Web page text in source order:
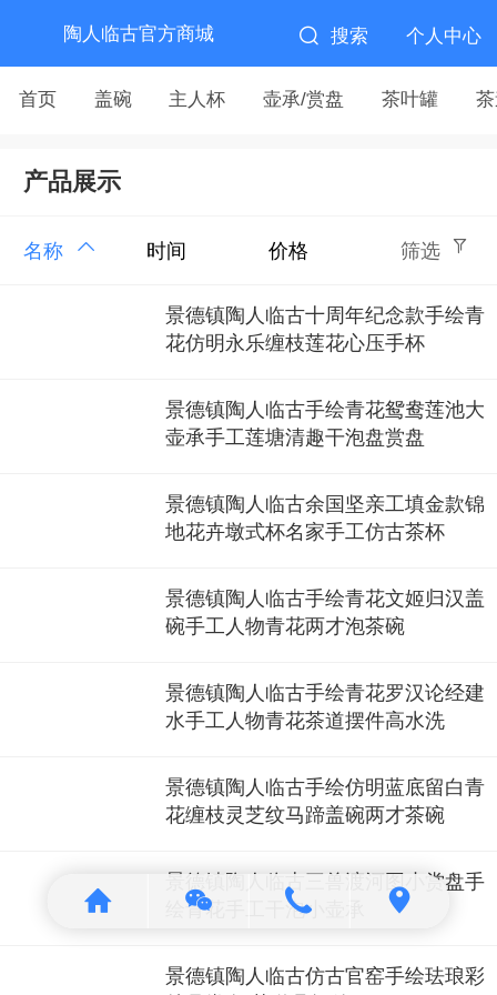
陶人临古官方商城 搜索 个人中心
首页 盖碗 主人杯 壶承/赏盘 茶叶罐
产品展示
名称 时间 价格 筛选
景德镇陶人临古十周年纪念款手绘青
花仿明永乐缠枝莲花心压手杯
景德镇陶人临古手绘青花鸳鸯莲池大
壶承手工莲塘清趣干泡盘赏盘
景德镇陶人临古余国坚亲工填金款锦
地花卉墩式杯名家手工仿古茶杯
景德镇陶人临古手绘青花文姬归汉盖
碗手工人物青花两才泡茶碗
景德镇陶人临古手绘青花罗汉论经建
水手工人物青花茶道摆件高水洗
景德镇陶人临古手绘仿明蓝底留白青
花缠枝灵芝纹马蹄盖碗两才茶碗
景德镇陶人临古三兽渡河图小赏盘手
绘青花手工干泡小壶承
景德镇陶人临古仿古官窑手绘珐琅彩